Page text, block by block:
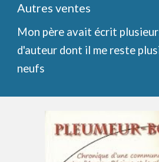
Autres ventes
Mon père avait écrit
d'auteur dont il me reste
neufs